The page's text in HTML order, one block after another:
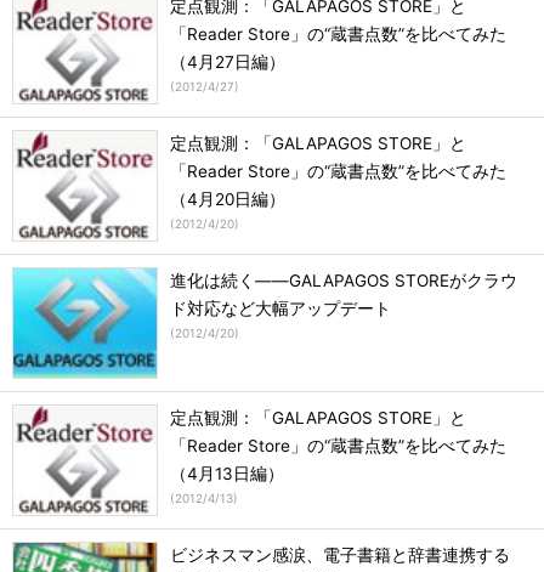
定点観測：「GALAPAGOS STORE」と
「Reader Store」の“蔵書点数”を比べてみた
（4月27日編）
(2012/4/27)
定点観測：「GALAPAGOS STORE」と
「Reader Store」の“蔵書点数”を比べてみた
（4月20日編）
(2012/4/20)
進化は続く――GALAPAGOS STOREがクラウ
ド対応など大幅アップデート
(2012/4/20)
定点観測：「GALAPAGOS STORE」と
「Reader Store」の“蔵書点数”を比べてみた
（4月13日編）
(2012/4/13)
ビジネスマン感涙、電子書籍と辞書連携する